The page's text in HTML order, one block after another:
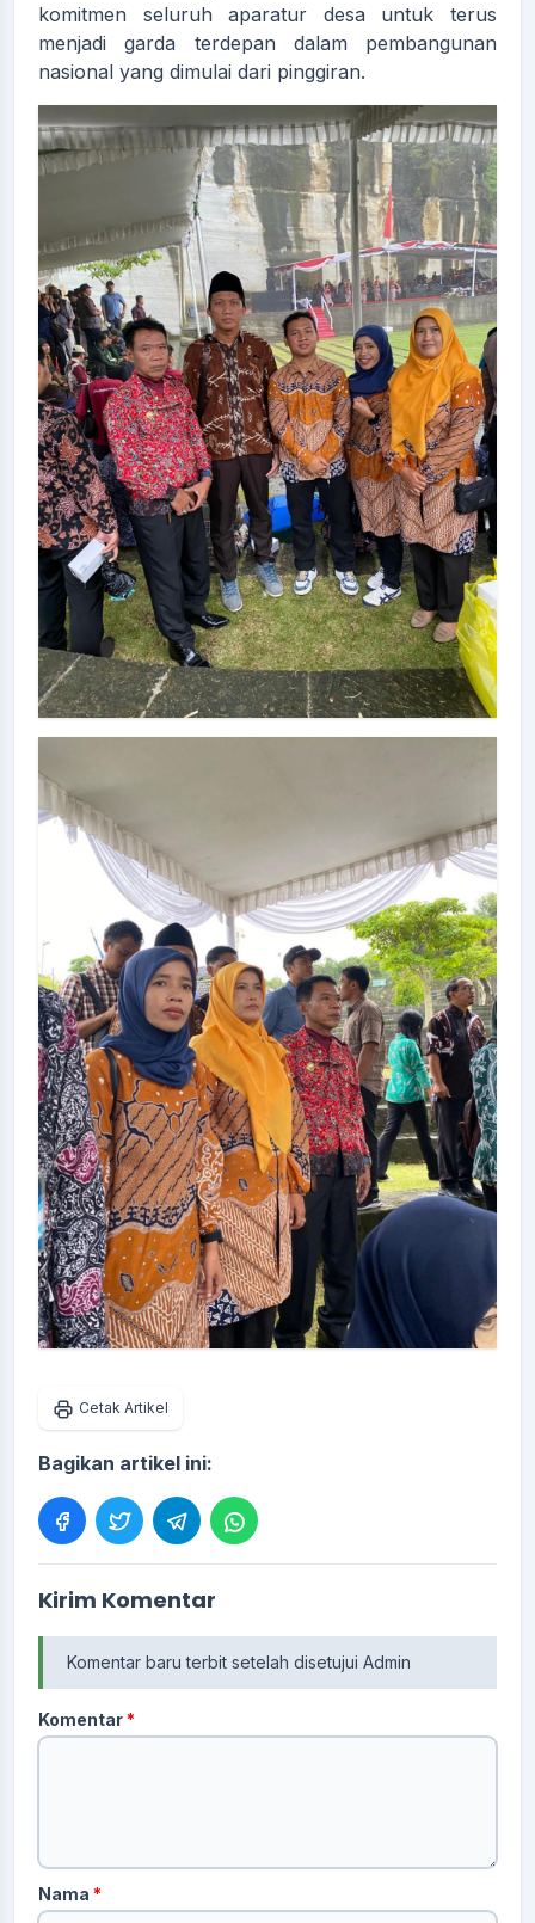
komitmen seluruh aparatur desa untuk terus
menjadi garda terdepan dalam pembangunan
nasional yang dimulai dari pinggiran.
Cetak Artikel
Bagikan artikel ini:
Kirim Komentar
Komentar baru terbit setelah disetujui Admin
Komentar*
Nama *